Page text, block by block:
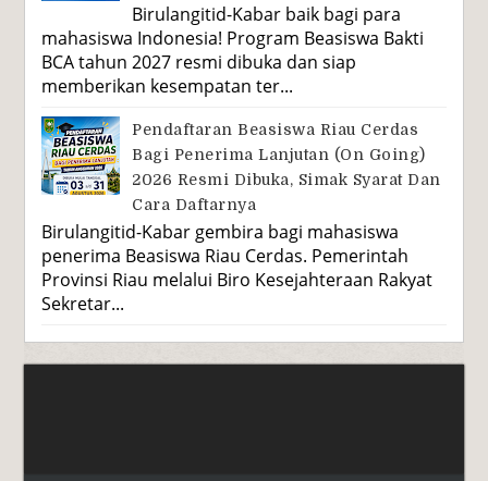
Birulangitid-Kabar baik bagi para
mahasiswa Indonesia! Program Beasiswa Bakti
BCA tahun 2027 resmi dibuka dan siap
memberikan kesempatan ter...
Pendaftaran Beasiswa Riau Cerdas
Bagi Penerima Lanjutan (On Going)
2026 Resmi Dibuka, Simak Syarat Dan
Cara Daftarnya
Birulangitid-Kabar gembira bagi mahasiswa
penerima Beasiswa Riau Cerdas. Pemerintah
Provinsi Riau melalui Biro Kesejahteraan Rakyat
Sekretar...